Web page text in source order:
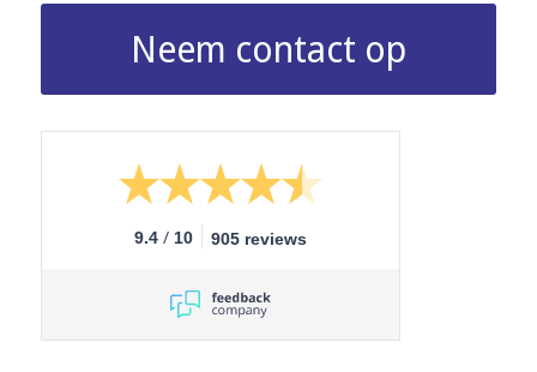
Neem contact op
9.4 / 10 905 reviews